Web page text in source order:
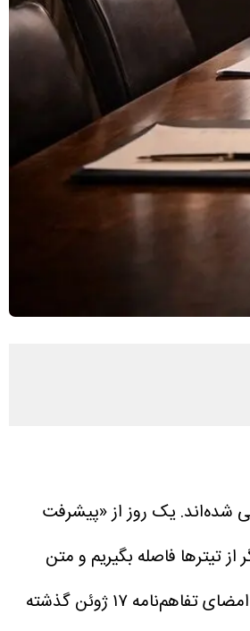
شده‌اند. یک روز از «پیشرفت
از تیترها فاصله بگیریم و متن
دو هفته از امضای تفاهم‌نامه ۱۷ ژوئن گذشته